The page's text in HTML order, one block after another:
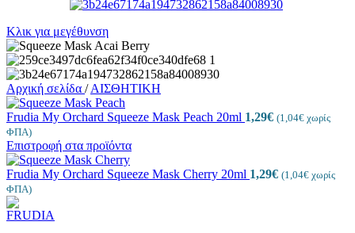
Κλικ για μεγέθυνση
Αρχική σελίδα / ΑΙΣΘΗΤΙΚΗ
Frudia My Orchard Squeeze Mask Peach 20ml 1,29€ (1,04€ χωρίς
ΦΠΑ)
Επιστροφή στα προϊόντα
Frudia My Orchard Squeeze Mask Cherry 20ml 1,29€ (1,04€ χωρίς
ΦΠΑ)